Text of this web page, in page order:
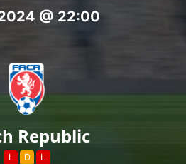
@ 22:00
Republic
L D L